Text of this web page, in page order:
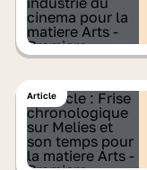
Article